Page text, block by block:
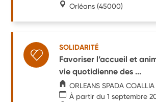
Orléans (45000)
SOLIDARITÉ
Favoriser l’accueil et
vie quotidienne des ...
ORLEANS SPADA COALLIA
À partir du 1 septembre